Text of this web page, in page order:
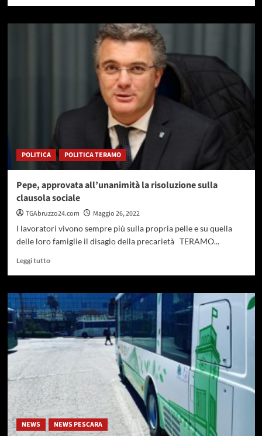
su
Piana
Grande
Cologna
POLITICA POLITICA TERAMO
Pepe, approvata all’unanimità la risoluzione sulla
clausola sociale
TGAbruzzo24.com
Maggio 26, 2022
I lavoratori vivono sempre più sulla propria pelle e su quella
delle loro famiglie il disagio della precarietà TERAMO...
Leggi tuttoLeggi
su
Pepe,
approvata
all’unanimità
la
risoluzione
sociale
NEWS NEWS PESCARA